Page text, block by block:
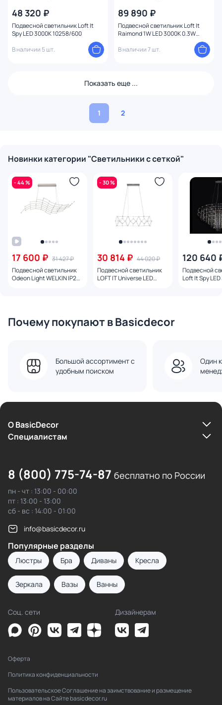
48 320 ₽
Подвесной светильник Loft It
Spy LED 3000К 10258/600
В наличии 5 шт.
89 890 ₽
Подвесной светильник Loft It
Raimond 1W LED 3000K 0.3W
В наличии 7 шт.
Показать еще ...
1 2
Новинки категории "Светильники c сеткой"
- 44 %
17 600 ₽ 31 427 ₽
Подвесной светильник
Odeon Light WELKIN IP20
- 30 %
30 814 ₽ 44 020 ₽
Подвесной светильник
LOFT IT Universe LED
120 640
Подвесной
Loft It Spy
Почему покупают в Basicdecor
Большой ассортимент с
удобным поиском
Один
О BasicDecor
Cпециалистам
8 (800) 775-74-87 бесплатно по России
пн - чт : 13:00 - 00:00
пт : 13:00 - 13:00
сб - вс : 14:00 - 01:00
info@basicdecor.ru
Популярные разделы
Люстры Бра Диваны Кресла
Зеркала Вазы Ванны
Соц. сети Дизайнерам
Оферта
Политика конфиденциальности
Пользовательское Соглашение на заимствование и размещение
материалов на Сайте basicdecor.ru